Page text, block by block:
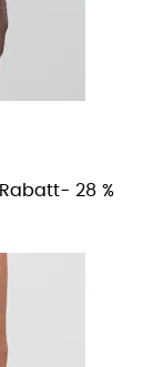
Rabatt- 28 %